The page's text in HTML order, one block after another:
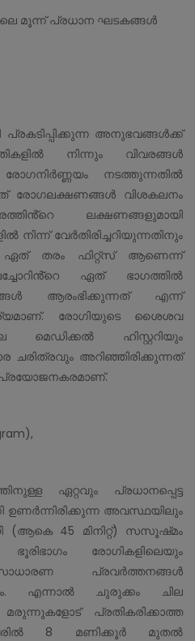
മൂന്ന് പ്രധാന ഘടകങ്ങൾ
അനുഭവങ്ങൾക്ക്
നിന്നും വിവരങ്ങൾ
നടത്തുന്നതിൽ
രോഗലക്ഷണങ്ങൾ വിശകലനം
ലക്ഷണങ്ങളുമായി
വേർതിരിച്ചറിയുന്നതിനും
തരം ഫിറ്റ്സ് ആണെന്ന്
ഏത് ഭാഗത്തിൽ
ആരംഭിക്കുന്നത് എന്ന്
രോഗിയുടെ ശൈശവ
മെഡിക്കൽ ഹിസ്റ്ററിയും
അറിഞ്ഞിരിക്കുന്നത്
ഏറ്റവും പ്രധാനപ്പെട്ട
ഉണർന്നിരിക്കുന്ന അവസ്ഥയിലും
(ആകെ 45 മിനിറ്റ്) സസൂഷ്‌മം
രോഗികളിലെയും
പ്രവർത്തനങ്ങൾ
എന്നാൽ ചുരുക്കം ചില
പ്രതികരിക്കാത്ത
8 മണിക്കൂർ മുതൽ